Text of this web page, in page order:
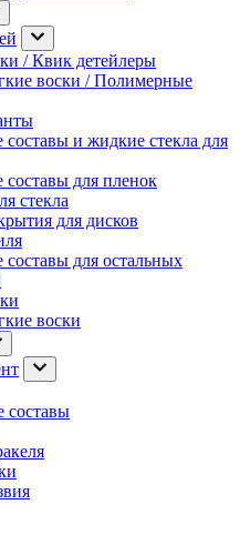
/ Квик детейлеры
воски / Полимерные
составы и жидкие стекла для
составы для пленок
стекла
для дисков
составы для остальных
воски
составы